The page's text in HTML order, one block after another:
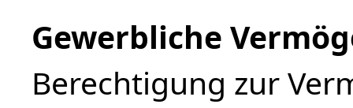
Gewerbliche
Berechtigung zur